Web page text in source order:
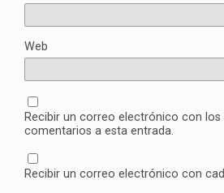
Web
Recibir un correo electrónico con los
comentarios a esta entrada.
Recibir un correo electrónico con